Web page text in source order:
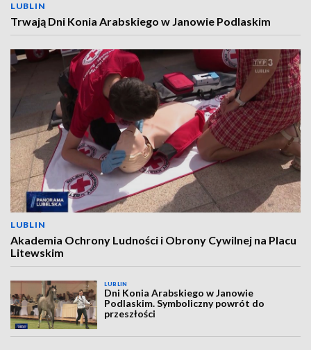
LUBLIN
Trwają Dni Konia Arabskiego w Janowie Podlaskim
LUBLIN
Akademia Ochrony Ludności i Obrony Cywilnej na Placu
Litewskim
LUBLIN
Dni Konia Arabskiego w Janowie
Podlaskim. Symboliczny powrót do
przeszłości